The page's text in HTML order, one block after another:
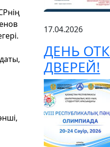
17.04.2026
ДЕНЬ
ДВЕРЕЙ!